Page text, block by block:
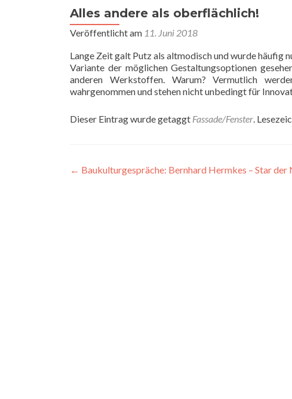
Alles andere als oberflächlich!
Veröffentlicht am 11. Juni 2018
Lange Zeit galt Putz als altmodisch und wurde häufig
Variante der möglichen Gestaltungsoptionen
anderen Werkstoffen. Warum? Vermutlich
wahrgenommen und stehen nicht unbedingt für
Dieser Eintrag wurde getaggt Fassade/Fenster.
Beitragsnavigation
← Baukulturgespräche: Bernhard Hermkes – Star